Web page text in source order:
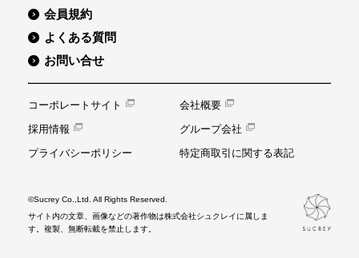
会員規約
よくある質問
お問い合せ
コーポレートサイト
会社概要
採用情報
グループ会社
プライバシーポリシー
特定商取引に関する表記
©Sucrey Co.,Ltd. All Rights Reserved.
サイト内の文章、画像などの著作物は株式会社シュクレイに属しま
す。複製、無断転載を禁止します。